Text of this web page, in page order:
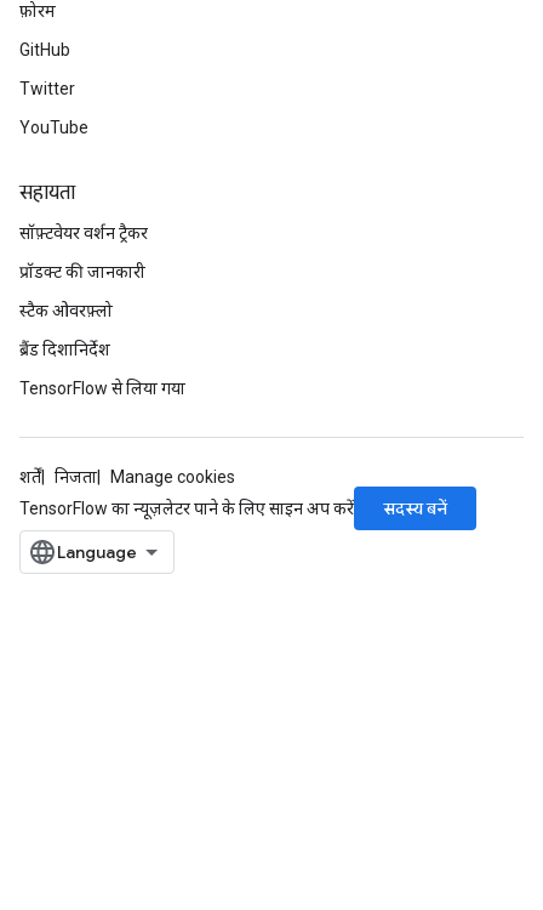
फ़ोरम
GitHub
Twitter
YouTube
सहायता
सॉफ़्टवेयर वर्शन ट्रैकर
प्रॉडक्ट की जानकारी
स्टैक ओवरफ़्लो
ब्रैंड दिशानिर्देश
TensorFlow से लिया गया
शर्तें निजता
Manage cookies
TensorFlow का न्यूज़लेटर पाने के लिए साइन अप करें
सदस्य बनें